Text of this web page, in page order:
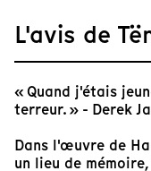
L'avis de
« Quand j'étais
terreur. » - Derek
Dans l'œuvre de
un lieu de